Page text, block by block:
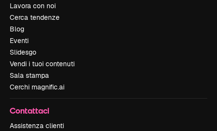
Lavora con noi
Cerca tendenze
Blog
Eventi
Slidesgo
Vendi i tuoi contenuti
Sala stampa
Cerchi magnific.ai
Contattaci
Assistenza clienti